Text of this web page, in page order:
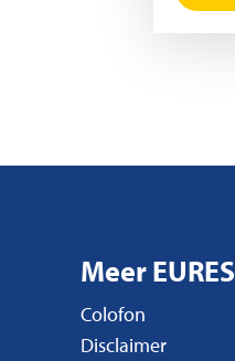
Meer EURES
Colofon
Disclaimer